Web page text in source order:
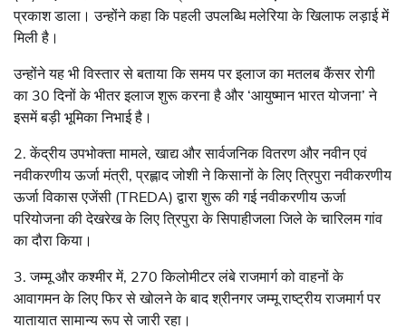
प्रकाश डाला। उन्होंने कहा कि पहली उपलब्धि मलेरिया के खिलाफ लड़ाई में
मिली है।
उन्होंने यह भी विस्तार से बताया कि समय पर इलाज का मतलब कैंसर रोगी
का 30 दिनों के भीतर इलाज शुरू करना है और ‘आयुष्मान भारत योजना’ ने
इसमें बड़ी भूमिका निभाई है।
2. केंद्रीय उपभोक्ता मामले, खाद्य और सार्वजनिक वितरण और नवीन एवं
नवीकरणीय ऊर्जा मंत्री, प्रह्लाद जोशी ने किसानों के लिए त्रिपुरा नवीकरणीय
ऊर्जा विकास एजेंसी (TREDA) द्वारा शुरू की गई नवीकरणीय ऊर्जा
परियोजना की देखरेख के लिए त्रिपुरा के सिपाहीजला जिले के चारिलम गांव
का दौरा किया।
3. जम्मू और कश्मीर में, 270 किलोमीटर लंबे राजमार्ग को वाहनों के
आवागमन के लिए फिर से खोलने के बाद श्रीनगर जम्मू राष्ट्रीय राजमार्ग पर
यातायात सामान्य रूप से जारी रहा।